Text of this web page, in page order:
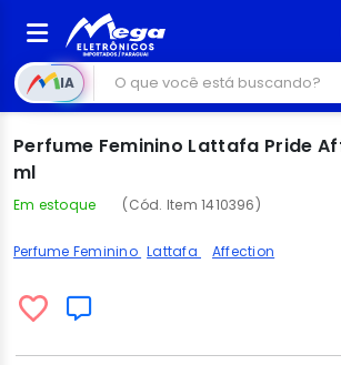
IA
Perfume Feminino Lattafa Pride
ml
Em estoque (Cód. Item 1410396)
Perfume Feminino Lattafa Affection